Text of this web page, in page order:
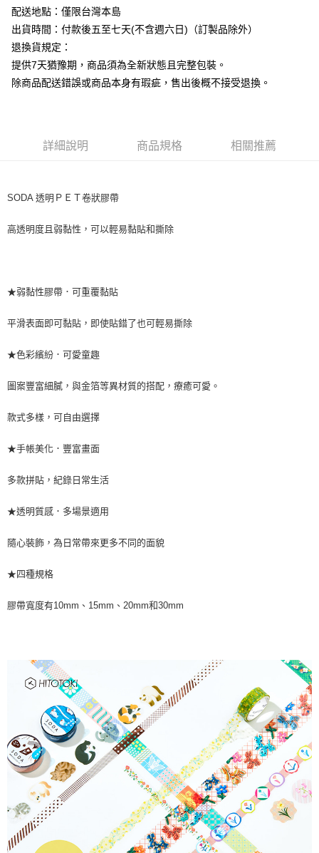
配送地點：僅限台灣本島
出貨時間：付款後五至七天(不含週六日)（訂製品除外）
退換貨規定：
提供7天猶豫期，商品須為全新狀態且完整包裝。
除商品配送錯誤或商品本身有瑕疵，售出後概不接受退換。
詳細說明 商品規格 相關推薦
SODA 透明ＰＥＴ卷狀膠帶
高透明度且弱黏性，可以輕易黏貼和撕除
★弱黏性膠帶．可重覆黏貼
平滑表面即可黏貼，即使貼錯了也可輕易撕除
★色彩繽紛．可愛童趣
圖案豐富細膩，與金箔等異材質的搭配，療癒可愛。
款式多樣，可自由選擇
★手帳美化．豐富畫面
多款拼貼，紀錄日常生活
★透明質感．多場景適用
隨心裝飾，為日常帶來更多不同的面貌
★四種規格
膠帶寬度有10mm、15mm、20mm和30mm